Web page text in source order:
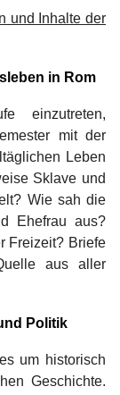
und Inhalte der
in Rom
einzutreten,
mit der
Leben
Sklave und
Wie sah die
Ehefrau aus?
Freizeit? Briefe
aus aller
Politik
um historisch
Geschichte.